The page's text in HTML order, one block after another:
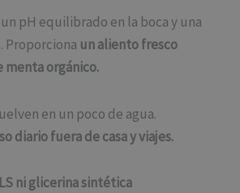
pH equilibrado en la boca y una
Proporciona un aliento fresco
menta orgánico.
en un poco de agua.
diario fuera de casa y viajes.
ni glicerina sintética